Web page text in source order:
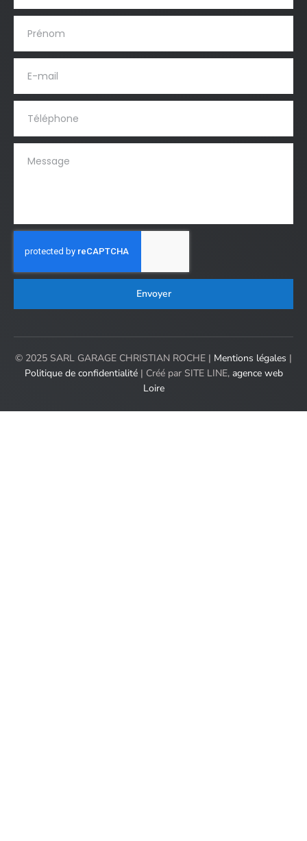
Envoyer
© 2025 SARL GARAGE CHRISTIAN ROCHE | Mentions légales |
Politique de confidentialité| Créé par SITE LINE, agence web
Loire